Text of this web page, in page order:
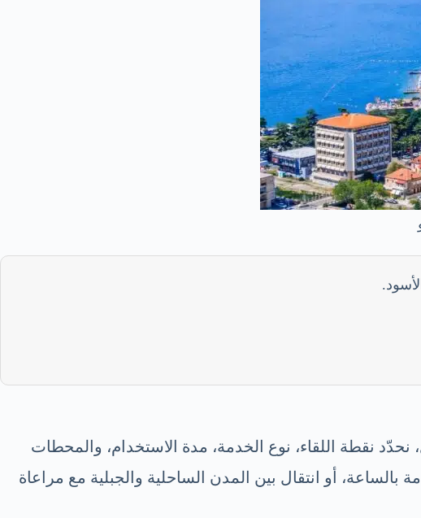
نقطة اللقاء، نوع الخدمة، مدة الاستخدام، والمحطات
أو انتقال بين المدن الساحلية والجبلية مع مراعاة